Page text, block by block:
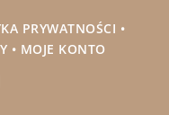
PRYWATNOŚCI •
• MOJE KONTO